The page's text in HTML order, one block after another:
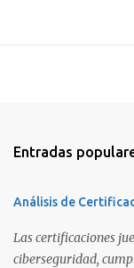
Entradas
Análisis de
Las certificaciones
ciberseguridad,